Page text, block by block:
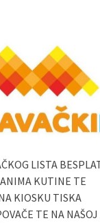
LISTA
KUTINE TE
KIOSKU TISKA
TE NA NAŠOJ